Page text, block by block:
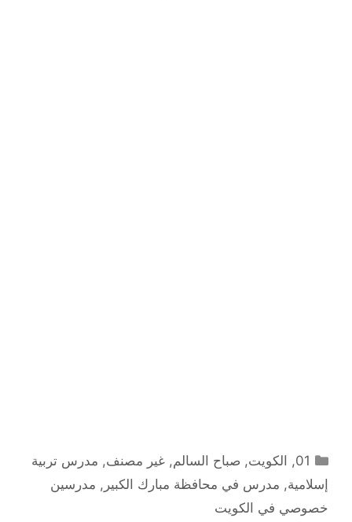
التصنيفات
01
, الكويت, صباح السالم,غير مصنف, مدرس تربية
إسلامية, مدرس في محافظة مبارك الكبير , مدرسين
خصوصي في الكويت